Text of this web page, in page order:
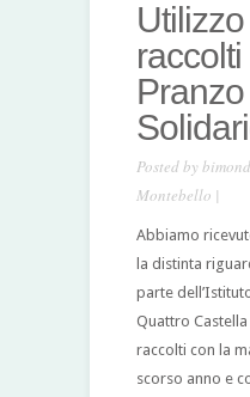
Posted bybimond
Montebello |
Abbiamo
la distinta
parte
Quattro
raccolti con la
scorso anno e